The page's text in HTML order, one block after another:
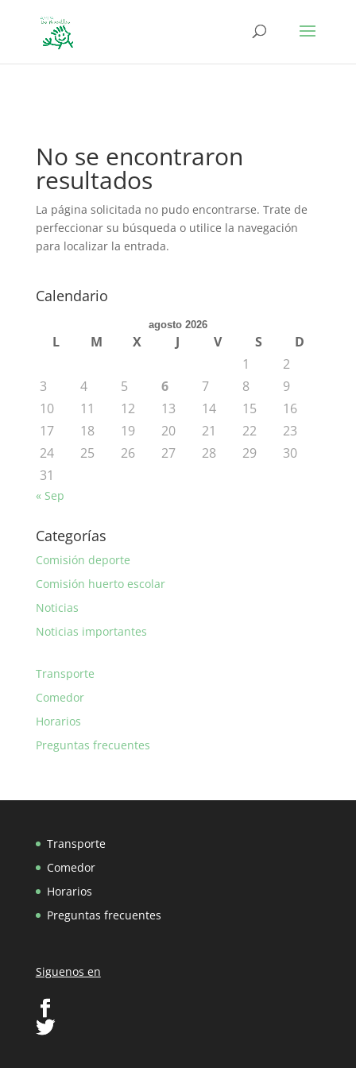
No se encontraron
resultados
La página solicitada no pudo encontrarse. Trate de
perfeccionar su búsqueda o utilice la navegación
para localizar la entrada.
Calendario
agosto 2026
L M X J V S
D
1
2
3
4 5 6 7 8
9
10
11 12 13 14 15
16
17
18 19 20 21 22
23
24
25 26 27 28 29
30
31
« Sep
Categorías
Comisión deporte
Comisión huerto escolar
Noticias
Noticias importantes
Transporte
Comedor
Horarios
Preguntas frecuentes
Transporte
Comedor
Horarios
Preguntas frecuentes
Siguenos en